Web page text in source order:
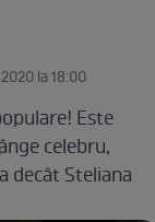
la 18:00
Este
celebru,
decât Steliana